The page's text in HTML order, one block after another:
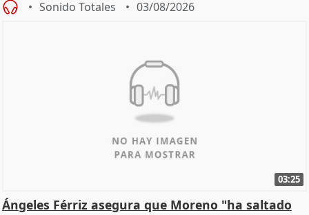
Sonido Totales 03/08/2026
03:25
Ángeles Férriz asegura que Moreno "ha saltado